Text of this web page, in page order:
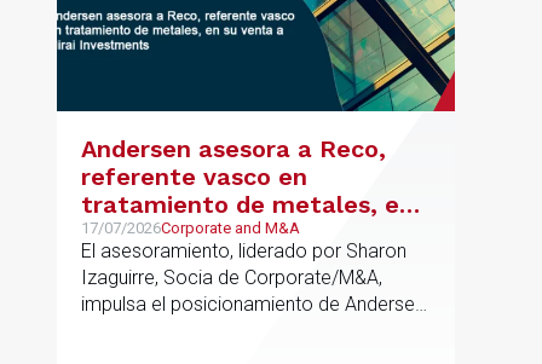
Andersen asesora a Reco,
referente vasco en
tratamiento de metales, en
su venta a Mirai Investments
17/07/2026Corporate and M&A
El asesoramiento, liderado por Sharon
Izaguirre, Socia de Corporate/M&A,
impulsa el posicionamiento de Andersen